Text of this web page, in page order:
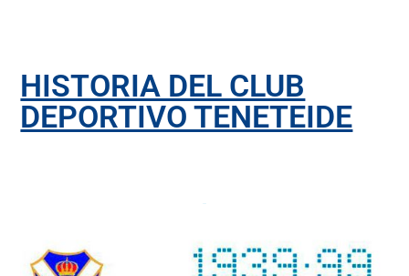
HISTORIA DEL CLUB
DEPORTIVO TENETEIDE